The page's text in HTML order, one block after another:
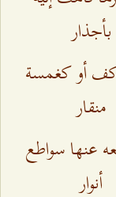
بأجذار
أو كغمسة
منقار
عنها سواطع
أنوار